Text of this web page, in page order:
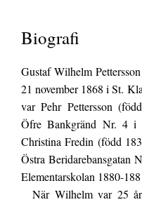
Biografi
Gustaf Wilhelm
21 november 1868 i St.
var Pehr Pettersson
Öfre Bankgränd Nr. 4 i
Christina Fredin (född
Östra Beridarebansgatan
Elementarskolan 1880-
När Wilhelm var 25